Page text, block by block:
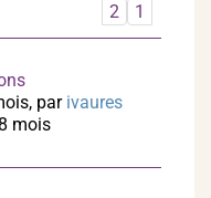
1
2
par ivaures
mois